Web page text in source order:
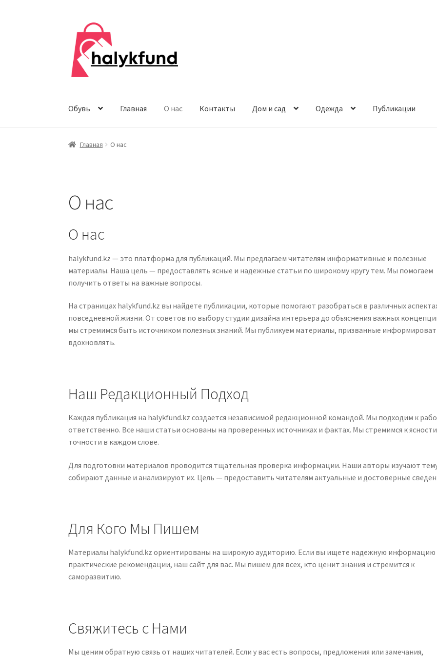
Перейти
навигации
Перейти
содержимому
Обувь Главная О нас Контакты Дом и сад Одежда Публикации
Главная О нас
О нас
О нас
halykfund.kz — это платформа для публикаций. Мы предлагаем читателям информативные и полезные
материалы. Наша цель — предоставлять ясные и надежные статьи по широкому кругу тем. Мы помогаем
получить ответы на важные вопросы.
На страницах halykfund.kz вы найдете публикации, которые помогают разобраться в различных
повседневной жизни. От советов по выбору студии дизайна интерьера до объяснения важных
мы стремимся быть источником полезных знаний. Мы публикуем материалы, призванные
вдохновлять.
Наш Редакционный Подход
Каждая публикация на halykfund.kz создается независимой редакционной командой. Мы подходим к
ответственно. Все наши статьи основаны на проверенных источниках и фактах. Мы стремимся к
точности в каждом слове.
Для подготовки материалов проводится тщательная проверка информации. Наши авторы изучают
собирают данные и анализируют их. Цель — предоставить читателям актуальные и достоверные
Для Кого Мы Пишем
Материалы halykfund.kz ориентированы на широкую аудиторию. Если вы ищете надежную информацию
практические рекомендации, наш сайт для вас. Мы пишем для всех, кто ценит знания и стремится к
саморазвитию.
Свяжитесь с Нами
Мы ценим обратную связь от наших читателей. Если у вас есть вопросы, предложения или замечания,